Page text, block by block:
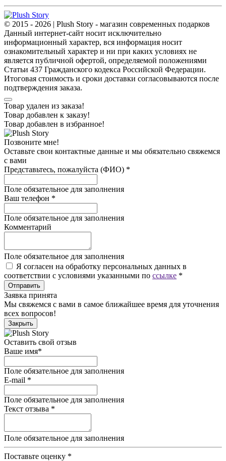
© 2015 - 2026 | Plush Story - магазин современных подарков
Данный интернет-сайт носит исключительно
информационный характер, вся информация носит
ознакомительный характер и ни при каких условиях не
является публичной офертой, определяемой положениями
Статьи 437 Гражданского кодекса Российской Федерации.
Итоговая стоимость и сроки доставки согласовываются после
подтверждения заказа.
Товар удален из заказа!
Товар добавлен к заказу!
Товар добавлен в избранное!
Позвоните мне!
Оставьте свои контактные данные и мы обязательно свяжемся
с вами
Представьтесь, пожалуйста (ФИО) *
Поле обязательное для заполнения
Ваш телефон *
Поле обязательное для заполнения
Комментарий
Поле обязательное для заполнения
Я согласен на обработку персональных данных в
соответствии с условиями указанными по ссылке *
Отправить
Заявка принята
Мы свяжемся с вами в самое ближайшее время для уточнения
всех вопросов!
Закрыть
Оставить свой отзыв
Ваше имя*
Поле обязательное для заполнения
E-mail *
Поле обязательное для заполнения
Текст отзыва *
Поле обязательное для заполнения
Поставьте оценку *